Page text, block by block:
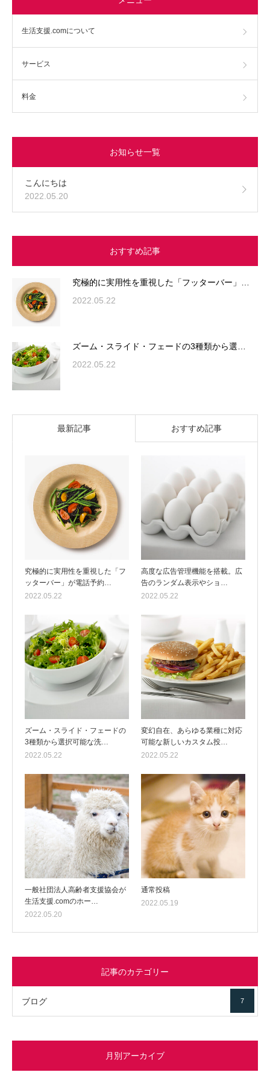
生活支援.comについて
サービス
料金
お知らせ一覧
こんにちは
2022.05.20
おすすめ記事
究極的に実用性を重視した「フッターバー」…
2022.05.22
ズーム・スライド・フェードの3種類から選…
2022.05.22
最新記事 おすすめ記事
究極的に実用性を重視した「フ
ッターバー」が電話予約…
2022.05.22
高度な広告管理機能を搭載。広
告のランダム表示やショ…
2022.05.22
ズーム・スライド・フェードの
3種類から選択可能な洗…
2022.05.22
変幻自在、あらゆる業種に対応
可能な新しいカスタム投…
2022.05.22
一般社団法人高齢者支援協会が
生活支援.comのホー…
2022.05.20
通常投稿
2022.05.19
記事のカテゴリー
ブログ 7
月別アーカイブ